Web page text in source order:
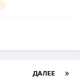
ДАЛЕЕ